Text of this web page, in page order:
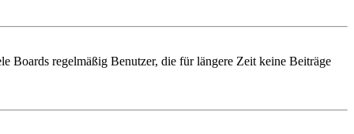
Boards regelmäßig Benutzer, die für längere Zeit keine Beiträge